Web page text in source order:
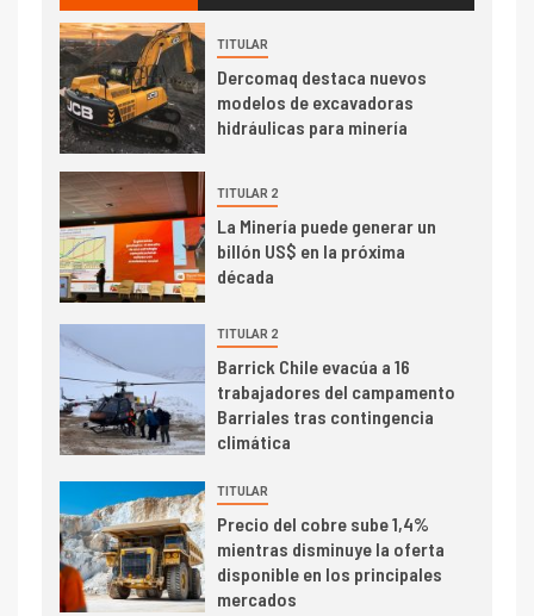
PIB minero impacta el
crecimiento regional: Banco
Central reporta resultados
dispares en el primer
trimestre
4 I+D
Cochilco: precio del cobre
alcanza máximos por escasez
de concentrados
5 I+D
del cobre y educación superior
se relacionan en zonas
mineras
6 I+D
BHP proyecta producción de
toneladas tras récord en
Escondida
7 I+D
Codelco reporta Ebitda de US$
TITULAR
Dercomaq destaca nuevos
modelos de excavadoras
hidráulicas para minería
TITULAR 2
La Minería puede generar un
billón US$ en la próxima
década
TITULAR 2
Barrick Chile evacúa a 16
trabajadores del campamento
Barriales tras contingencia
climática
TITULAR
Precio del cobre sube 1,4%
mientras disminuye la oferta
disponible en los principales
mercados